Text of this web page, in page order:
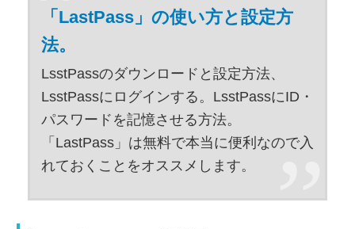
「LastPass」の使い方と設定方
法。
LsstPassのダウンロードと設定方法、
LsstPassにログインする。LsstPassにID・
パスワードを記憶させる方法。
「LastPass」は無料で本当に便利なので入
れておくことをオススメします。